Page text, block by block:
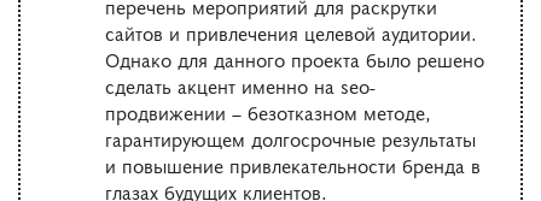
перечень мероприятий для раскрутки
сайтов и привлечения целевой аудитории.
Однако для данного проекта было решено
сделать акцент именно на seo-
продвижении – безотказном методе,
гарантирующем долгосрочные результаты
и повышение привлекательности бренда в
глазах будущих клиентов.